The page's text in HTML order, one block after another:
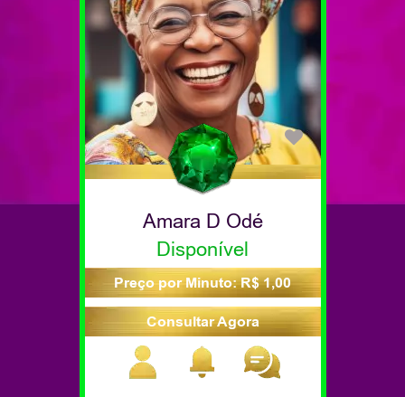
Amara D Odé
Disponível
Preço por Minuto: R$ 1,00
Consultar Agora